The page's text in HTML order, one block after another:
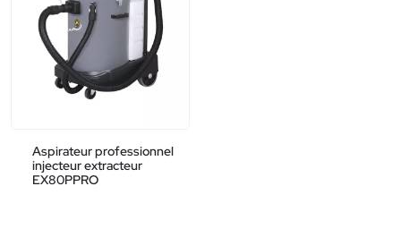
Aspirateur professionnel
injecteur extracteur
EX80PPRO